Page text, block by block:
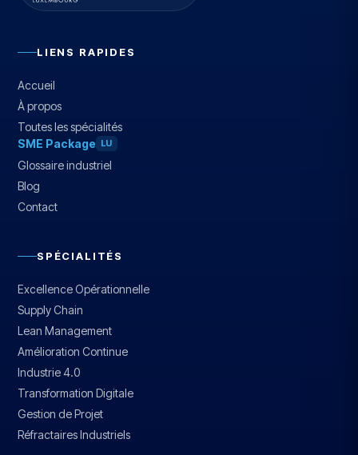
LIENS RAPIDES
Accueil
À propos
Toutes les spécialités
SME Package LU
Glossaire industriel
Blog
Contact
SPÉCIALITÉS
Excellence Opérationnelle
Supply Chain
Lean Management
Amélioration Continue
Industrie 4.0
Transformation Digitale
Gestion de Projet
Réfractaires Industriels